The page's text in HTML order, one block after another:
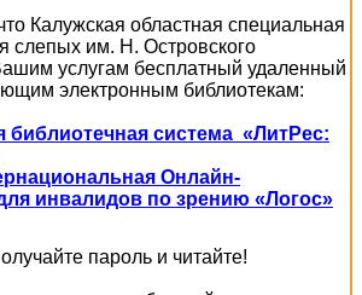
Калужская областная специальная
слепых им. Н. Островского
услугам бесплатный удаленный
электронным библиотекам:
библиотечная система «ЛитРес:
Онлайн-
инвалидов по зрению «Логос»
пароль и читайте!